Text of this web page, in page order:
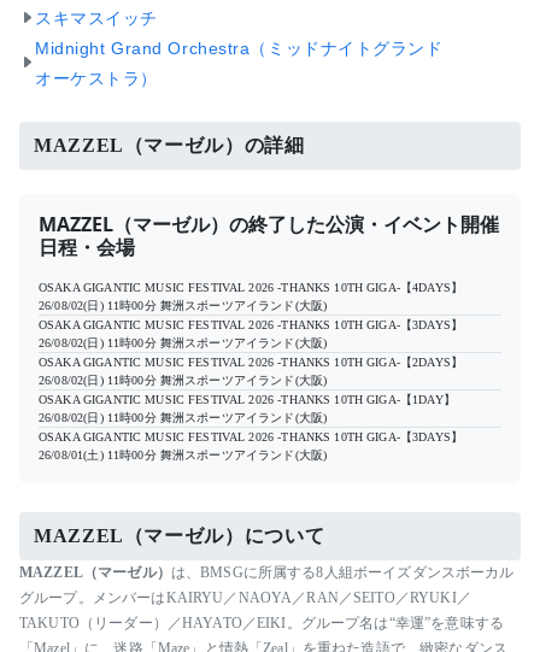
スキマスイッチ
Midnight Grand Orchestra（ミッドナイトグランド
オーケストラ）
MAZZEL（マーゼル）の詳細
MAZZEL（マーゼル）の終了した公演・イベント開催
日程・会場
OSAKA GIGANTIC MUSIC FESTIVAL 2026 -THANKS 10TH GIGA-【4DAYS】
26/08/02(日) 11時00分 舞洲スポーツアイランド(大阪)
OSAKA GIGANTIC MUSIC FESTIVAL 2026 -THANKS 10TH GIGA-【3DAYS】
26/08/02(日) 11時00分 舞洲スポーツアイランド(大阪)
OSAKA GIGANTIC MUSIC FESTIVAL 2026 -THANKS 10TH GIGA-【2DAYS】
26/08/02(日) 11時00分 舞洲スポーツアイランド(大阪)
OSAKA GIGANTIC MUSIC FESTIVAL 2026 -THANKS 10TH GIGA-【1DAY】
26/08/02(日) 11時00分 舞洲スポーツアイランド(大阪)
OSAKA GIGANTIC MUSIC FESTIVAL 2026 -THANKS 10TH GIGA-【3DAYS】
26/08/01(土) 11時00分 舞洲スポーツアイランド(大阪)
MAZZEL（マーゼル）について
MAZZEL（マーゼル） は、BMSGに所属する8人組ボーイズダンスボーカル
グループ。メンバーはKAIRYU／NAOYA／RAN／SEITO／RYUKI／
TAKUTO（リーダー）／HAYATO／EIKI。グループ名は“幸運”を意味する